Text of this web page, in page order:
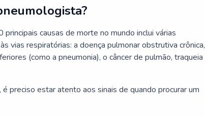
causas de morte no mundo inclui várias
vias respiratórias: a doença pulmonar obstrutiva crônica,
(como a pneumonia), o câncer de pulmão, traqueia
preciso estar atento aos sinais de quando procurar um